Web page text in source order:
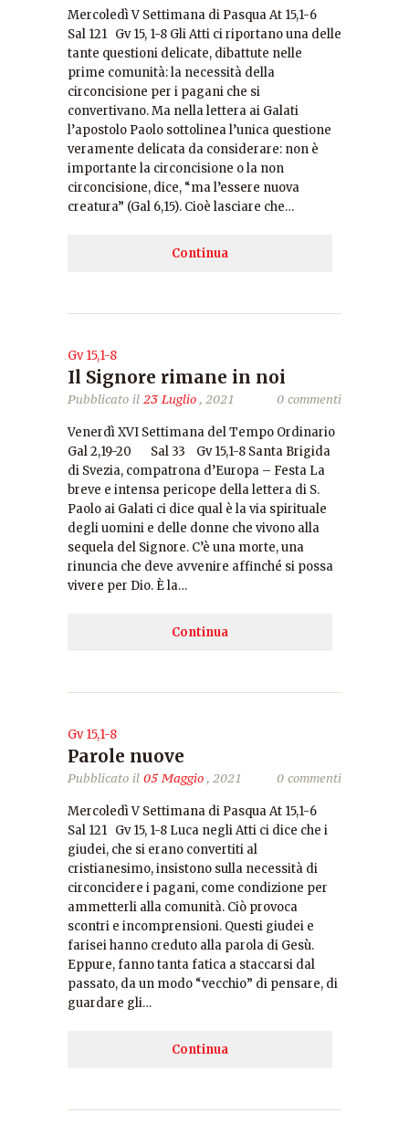
Mercoledì V Settimana di Pasqua At 15,1-6
Sal 121 Gv 15, 1-8 Gli Atti ci riportano una delle
tante questioni delicate, dibattute nelle
prime comunità: la necessità della
circoncisione per i pagani che si
convertivano. Ma nella lettera ai Galati
l’apostolo Paolo sottolinea l’unica questione
veramente delicata da considerare: non è
importante la circoncisione o la non
circoncisione, dice, “ma l’essere nuova
creatura” (Gal 6,15). Cioè lasciare che…
Continua
Gv 15,1-8
Il Signore rimane in noi
Pubblicato il 23 Luglio, 2021 0 commenti
Venerdì XVI Settimana del Tempo Ordinario
Gal 2,19-20 Sal 33 Gv 15,1-8 Santa Brigida
di Svezia, compatrona d’Europa – Festa La
breve e intensa pericope della lettera di S.
Paolo ai Galati ci dice qual è la via spirituale
degli uomini e delle donne che vivono alla
sequela del Signore. C’è una morte, una
rinuncia che deve avvenire affinché si possa
vivere per Dio. È la…
Continua
Gv 15,1-8
Parole nuove
Pubblicato il 05 Maggio, 2021 0 commenti
Mercoledì V Settimana di Pasqua At 15,1-6
Sal 121 Gv 15, 1-8 Luca negli Atti ci dice che i
giudei, che si erano convertiti al
cristianesimo, insistono sulla necessità di
circoncidere i pagani, come condizione per
ammetterli alla comunità. Ciò provoca
scontri e incomprensioni. Questi giudei e
farisei hanno creduto alla parola di Gesù.
Eppure, fanno tanta fatica a staccarsi dal
passato, da un modo “vecchio” di pensare, di
guardare gli…
Continua